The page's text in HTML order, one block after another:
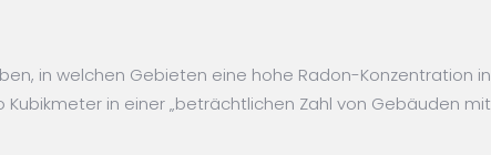
in welchen Gebieten eine hohe Radon-Konzentration in
Kubikmeter in einer beträchtlichen Zahl von Gebäuden mit